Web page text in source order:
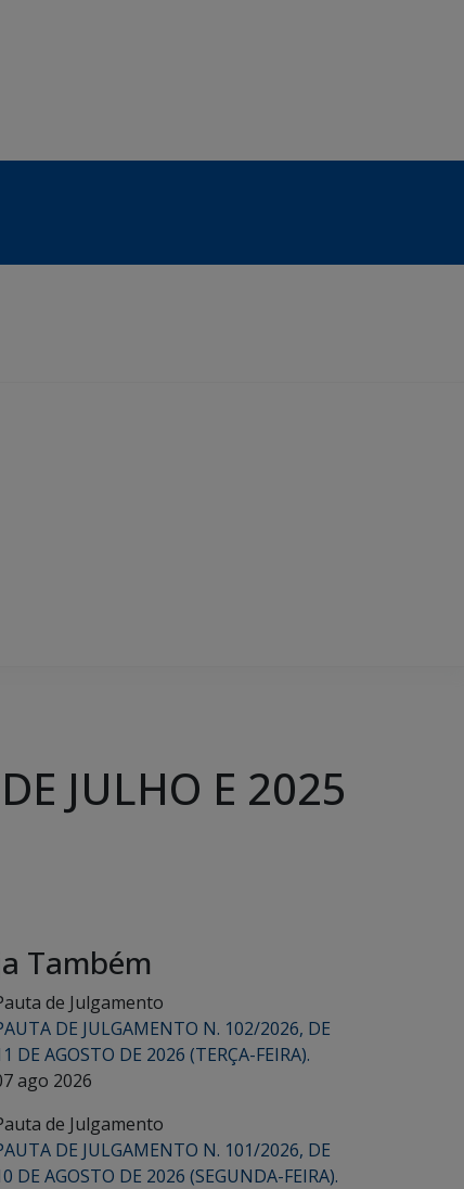
JULHO E 2025
Também
de Julgamento
DE JULGAMENTO N. 102/2026, DE
DE AGOSTO DE 2026 (TERÇA-FEIRA).
ago 2026
de Julgamento
DE JULGAMENTO N. 101/2026, DE
DE AGOSTO DE 2026 (SEGUNDA-FEIRA).